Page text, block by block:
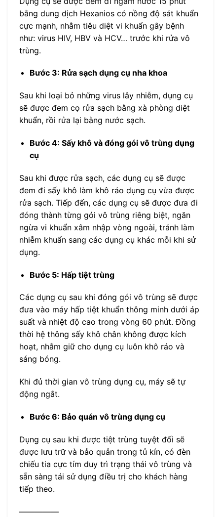
bằng dung dịch Hexanios có nồng độ sát khuẩn
cực mạnh, nhằm tiêu diệt vi khuẩn gây bệnh
như: virus HIV, HBV và HCV… trước khi rửa vô
trùng.
Bước 3: Rửa sạch dụng cụ nha khoa
Sau khi loại bỏ những virus lây nhiễm, dụng cụ
sẽ được đem cọ rửa sạch bằng xà phòng diệt
khuẩn, rồi rửa lại bằng nước sạch.
Bước 4: Sấy khô và đóng gói vô trùng dụng
cụ
Sau khi được rửa sạch, các dụng cụ sẽ được
đem đi sấy khô làm khô ráo dụng cụ vừa được
rửa sạch. Tiếp đến, các dụng cụ sẽ được đưa đi
đóng thành từng gói vô trùng riêng biệt, ngăn
ngừa vi khuẩn xâm nhập vòng ngoài, tránh làm
nhiễm khuẩn sang các dụng cụ khác mỗi khi sử
dụng.
Bước 5: Hấp tiệt trùng
Các dụng cụ sau khi đóng gói vô trùng sẽ được
đưa vào máy hấp tiệt khuẩn thông minh dưới áp
suất và nhiệt độ cao trong vòng 60 phút. Đồng
thời hệ thông sấy khô chân không được kích
hoạt, nhằm giữ cho dụng cụ luôn khô ráo và
sáng bóng.
Khi đủ thời gian vô trùng dụng cụ, máy sẽ tự
động ngắt.
Bước 6: Bảo quán vô trùng dụng cụ
Dụng cụ sau khi được tiệt trùng tuyệt đối sẽ
được lưu trữ và bảo quản trong tủ kín, có đèn
chiếu tia cực tím duy trì trạng thái vô trùng và
sẵn sàng tái sử dụng điều trị cho khách hàng
tiếp theo.
—————